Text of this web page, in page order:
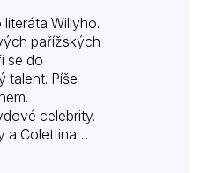
Willyho.
pařížských
se do
talent. Píše
celebrity.
a Colettina
vzdát…